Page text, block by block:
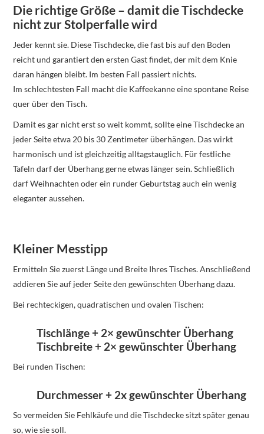
Die richtige Größe – damit die Tischdecke
nicht zur Stolperfalle wird
Jeder kennt sie. Diese Tischdecke, die fast bis auf den Boden
reicht und garantiert den ersten Gast findet, der mit dem Knie
daran hängen bleibt. Im besten Fall passiert nichts.
Im schlechtesten Fall macht die Kaffeekanne eine spontane Reise
quer über den Tisch.
Damit es gar nicht erst so weit kommt, sollte eine Tischdecke an
jeder Seite etwa 20 bis 30 Zentimeter überhängen. Das wirkt
harmonisch und ist gleichzeitig alltagstauglich. Für festliche
Tafeln darf der Überhang gerne etwas länger sein. Schließlich
darf Weihnachten oder ein runder Geburtstag auch ein wenig
eleganter aussehen.
Kleiner Messtipp
Ermitteln Sie zuerst Länge und Breite Ihres Tisches. Anschließend
addieren Sie auf jeder Seite den gewünschten Überhang dazu.
Bei rechteckigen, quadratischen und ovalen Tischen:
Tischlänge + 2× gewünschter Überhang
Tischbreite + 2× gewünschter Überhang
Bei runden Tischen:
Durchmesser + 2x gewünschter Überhang
So vermeiden Sie Fehlkäufe und die Tischdecke sitzt später genau
so, wie sie soll.